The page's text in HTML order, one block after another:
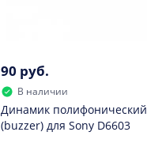
90 руб.
В наличии
Динамик полифонический
(buzzer) для Sony D6603